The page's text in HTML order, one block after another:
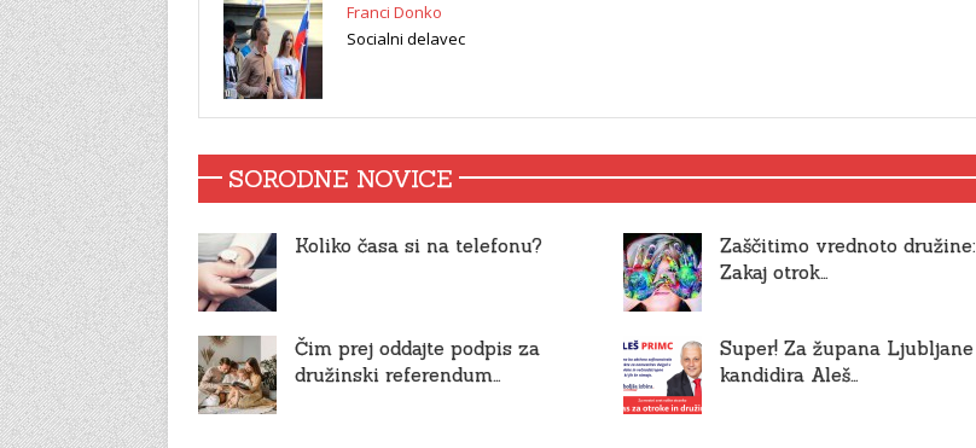
Franci Donko
Socialni delavec
SORODNE NOVICE
Koliko časa si na telefonu?
Zaščitimo vrednoto družine:
Zakaj otrok…
Čim prej oddajte podpis za
družinski referendum…
Super! Za župana Ljubljane
kandidira Aleš…